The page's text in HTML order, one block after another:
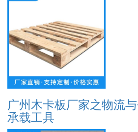
广州木卡板厂家之物流
承载工具